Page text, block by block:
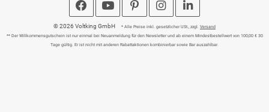
© 2026 Voltking GmbH * Alle Preise inkl. gesetzlicher USt., zzgl. Versand
** Der Willkommensgutschein ist nur einmal bei Neuanmeldung für den Newsletter und ab einem Mindestbestellwert von 100,00 € 30
Tage gültig. Er ist nicht mit anderen Rabattaktionen kombinierbar sowie Bar auszahlbar.